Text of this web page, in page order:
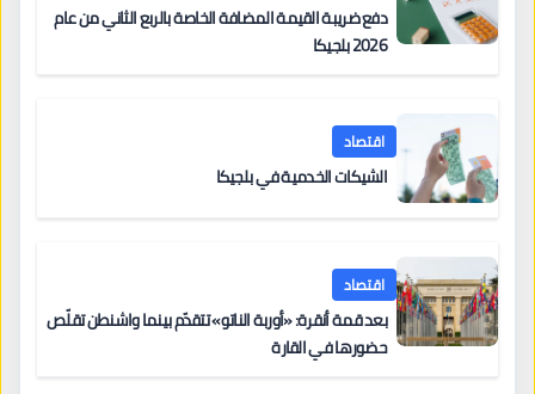
دفع ضريبة القيمة المضافة الخاصة بالربع الثاني من عام
2026 بلجيكا
اقتصاد
الشيكات الخدمية في بلجيكا
اقتصاد
بعد قمة أنقرة: «أوربة الناتو» تتقدّم بينما واشنطن تقلّص
حضورها في القارة